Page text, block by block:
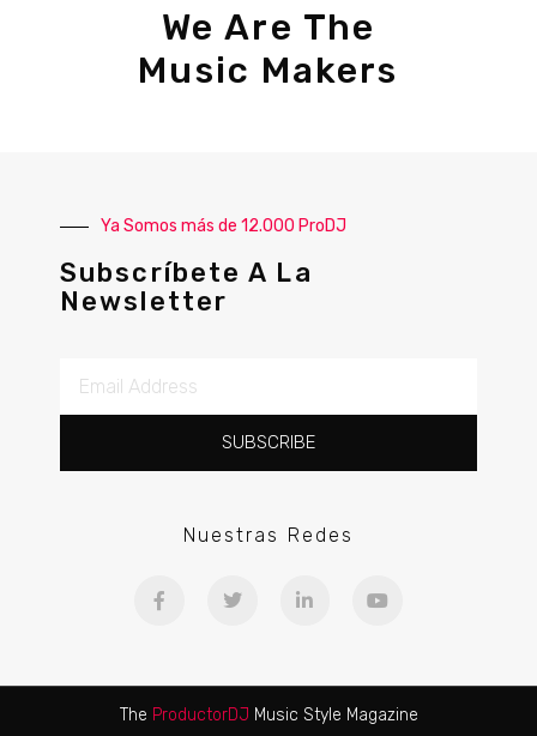
We Are The
Music Makers
Ya Somos más de 12.000 ProDJ
Subscríbete A La
Newsletter
SUBSCRIBE
Nuestras Redes
The ProductorDJ Music Style Magazine